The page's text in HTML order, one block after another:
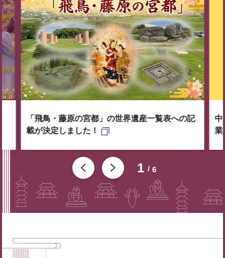
1 6
「飛鳥・藤原の宮都」の世界遺産一覧表への記
載が決定しました！
中
業